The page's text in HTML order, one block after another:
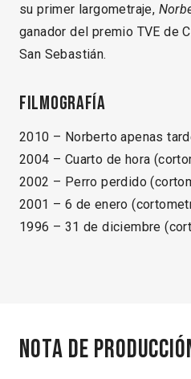
su primer largometraje,
ganador del premio TVE de
San Sebastián.
Filmografía
2010 – Norberto apenas
2004 – Cuarto de hora
2002 – Perro perdido
2001 – 6 de enero
1996 – 31 de diciembre
Nota de